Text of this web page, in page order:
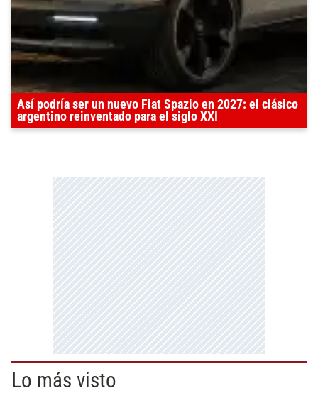
Así podría ser un nuevo Fiat Spazio en 2027: el clásico
argentino reinventado para el siglo XXI
Lo más visto